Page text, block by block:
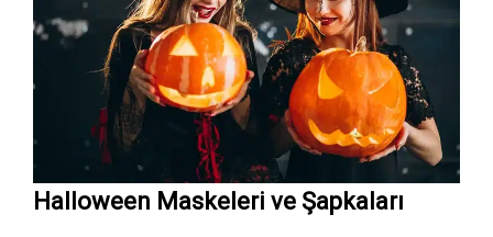
Halloween Maskeleri ve Şapkaları